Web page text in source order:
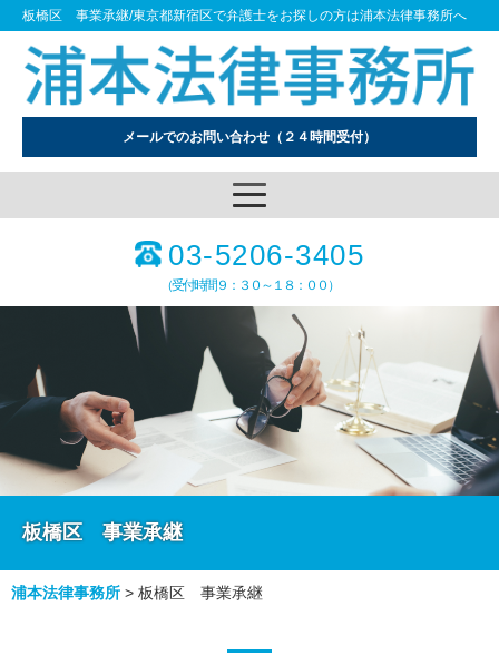
板橋区 事業承継/東京都新宿区で弁護士をお探しの方は浦本法律事務所へ
メールでのお問い合わせ （２４時間受付）
03-5206-3405
（受付時間９：３０～１８：００）
板橋区 事業承継
浦本法律事務所 > 板橋区 事業承継